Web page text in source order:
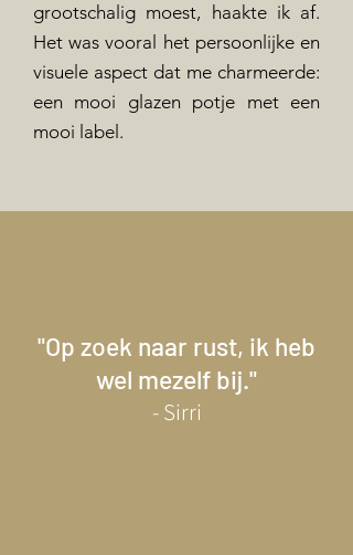
grootschalig moest, haakte ik af.
Het was vooral het persoonlijke en
visuele aspect dat me charmeerde:
een mooi glazen potje met een
mooi label.
"Op zoek naar rust, ik heb
wel mezelf bij."
- Sirri